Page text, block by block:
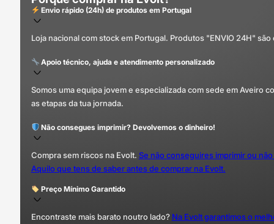
Envio rápido (24h) de produtos em Portugal
Loja nacional com stock em Portugal. Produtos "ENVIO 24H"
Apoio técnico, ajuda e atendimento personalizado
Somos uma equipa jovem e especializada com sede em Aveiro
as etapas da tua jornada.
Não consegues imprimir? Devolvemos o dinheiro!
Compra sem riscos na Evolt. Se não conseguires imprimir ou
Aquilo que tens de saber antes de comprar na Evolt.
Preço Mínimo Garantido
Encontraste mais barato noutro lado? Na Evolt garantimos o